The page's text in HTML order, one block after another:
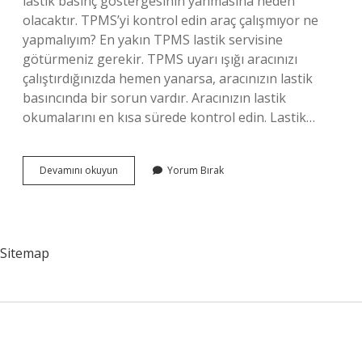
olacaktır. TPMS’yi kontrol edin araç çalışmıyor ne
yapmalıyım? En yakın TPMS lastik servisine
götürmeniz gerekir. TPMS uyarı ışığı aracınızı
çalıştırdığınızda hemen yanarsa, aracınızın lastik
basıncında bir sorun vardır. Aracınızın lastik
okumalarını en kısa sürede kontrol edin. Lastik…
Devamını okuyun
Basınç
Yorum Bırak
Sitemap